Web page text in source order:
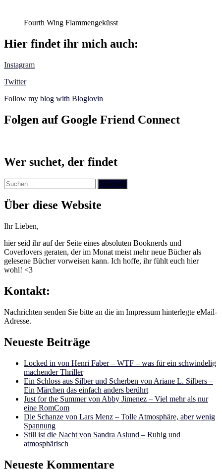
Fourth Wing Flammengeküsst
Hier findet ihr mich auch:
Instagram
Twitter
Follow my blog with Bloglovin
Folgen auf Google Friend Connect
Wer suchet, der findet
Suchen
nach:
Über diese Website
Ihr Lieben,
hier seid ihr auf der Seite eines absoluten Booknerds und
Coverlovers geraten, der im Monat meist mehr neue Bücher als
gelesene Bücher vorweisen kann. Ich hoffe, ihr fühlt euch hier
wohl! <3
Kontakt:
Nachrichten senden Sie bitte an die im Impressum hinterlegte eMail-
Adresse.
Neueste Beiträge
Locked in von Henri Faber – WTF – was für ein schwindelig
machender Thriller
Ein Schloss aus Silber und Scherben von Ariane L. Silbers –
Ein Märchen das einfach anders berührt
Just for the Summer von Abby Jimenez – Viel mehr als nur
eine RomCom
Die Schanze von Lars Menz – Tolle Atmosphäre, aber wenig
Spannung
Still ist die Nacht von Sandra Aslund – Ruhig und
atmosphärisch
Neueste Kommentare